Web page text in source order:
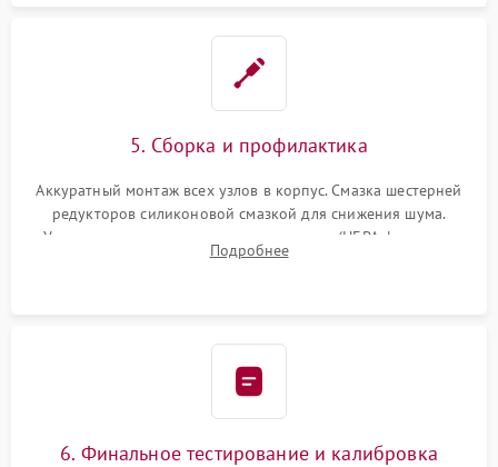
5. Сборка и профилактика
Аккуратный монтаж всех узлов в корпус. Смазка шестерней
редукторов силиконовой смазкой для снижения шума.
Установка новых расходных материалов (HEPA-фильтров,
микрофибры, щеток). Надежная фиксация разъемов и
Подробнее
6. Финальное тестирование и калибровка